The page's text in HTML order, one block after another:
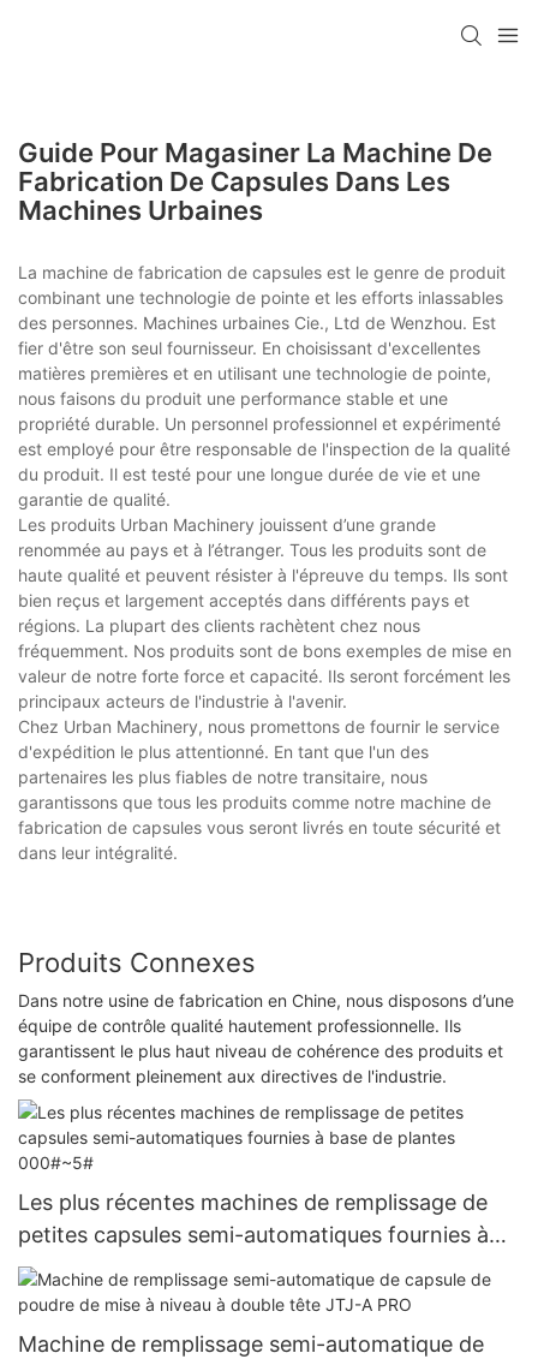
Guide Pour Magasiner La Machine De
Fabrication De Capsules Dans Les
Machines Urbaines
La machine de fabrication de capsules est le genre de produit
combinant une technologie de pointe et les efforts inlassables
des personnes. Machines urbaines Cie., Ltd de Wenzhou. Est
fier d'être son seul fournisseur. En choisissant d'excellentes
matières premières et en utilisant une technologie de pointe,
nous faisons du produit une performance stable et une
propriété durable. Un personnel professionnel et expérimenté
est employé pour être responsable de l'inspection de la qualité
du produit. Il est testé pour une longue durée de vie et une
garantie de qualité.
Les produits Urban Machinery jouissent d’une grande
renommée au pays et à l’étranger. Tous les produits sont de
haute qualité et peuvent résister à l'épreuve du temps. Ils sont
bien reçus et largement acceptés dans différents pays et
régions. La plupart des clients rachètent chez nous
fréquemment. Nos produits sont de bons exemples de mise en
valeur de notre forte force et capacité. Ils seront forcément les
principaux acteurs de l'industrie à l'avenir.
Chez Urban Machinery, nous promettons de fournir le service
d'expédition le plus attentionné. En tant que l'un des
partenaires les plus fiables de notre transitaire, nous
garantissons que tous les produits comme notre machine de
fabrication de capsules vous seront livrés en toute sécurité et
dans leur intégralité.
Produits Connexes
Dans notre usine de fabrication en Chine, nous disposons d’une
équipe de contrôle qualité hautement professionnelle. Ils
garantissent le plus haut niveau de cohérence des produits et
se conforment pleinement aux directives de l'industrie.
Les plus récentes machines de remplissage de
petites capsules semi-automatiques fournies à
base de plantes 000#~5#
Machine de remplissage semi-automatique de